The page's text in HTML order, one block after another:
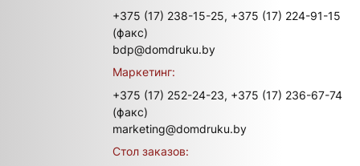
+375 (17) 238-15-25, +375 (17) 224-91-15
(факс)
bdp@domdruku.by
Маркетинг:
+375 (17) 252-24-23, +375 (17) 236-67-74
(факс)
marketing@domdruku.by
Стол заказов: